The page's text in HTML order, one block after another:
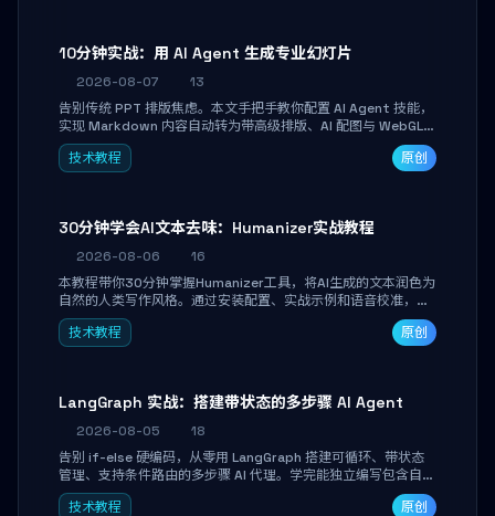
10分钟实战：用 AI Agent 生成专业幻灯片
2026-08-07
13
告别传统 PPT 排版焦虑。本文手把手教你配置 AI Agent 技能，
实现 Markdown 内容自动转为带高级排版、AI 配图与 WebGL
运行时的 HTML 幻灯片。只需专注内容，10 分钟即可产出可投
屏的专业级演示文稿。
技术教程 原创
30分钟学会AI文本去味：Humanizer实战教程
2026-08-06
16
本教程带你30分钟掌握Humanizer工具，将AI生成的文本润色为
自然的人类写作风格。通过安装配置、实战示例和语音校准，让
你的内容告别AI痕迹，匹配个人写作习惯，适合内容创作者和技
术博主。
技术教程 原创
LangGraph 实战：搭建带状态的多步骤 AI Agent
2026-08-05
18
告别 if-else 硬编码，从零用 LangGraph 搭建可循环、带状态
管理、支持条件路由的多步骤 AI 代理。学完能独立编写包含自动
决策、工具调用和持久化状态的复杂工作流，并避开递归溢出、
状态丢失等常见坑点。
技术教程 原创